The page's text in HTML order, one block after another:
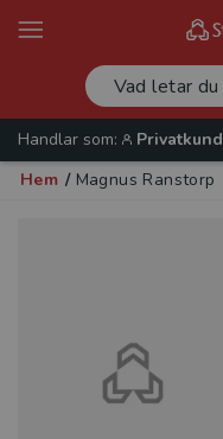
Handlar som:
Privatkund
Hem / Magnus Ranstorp